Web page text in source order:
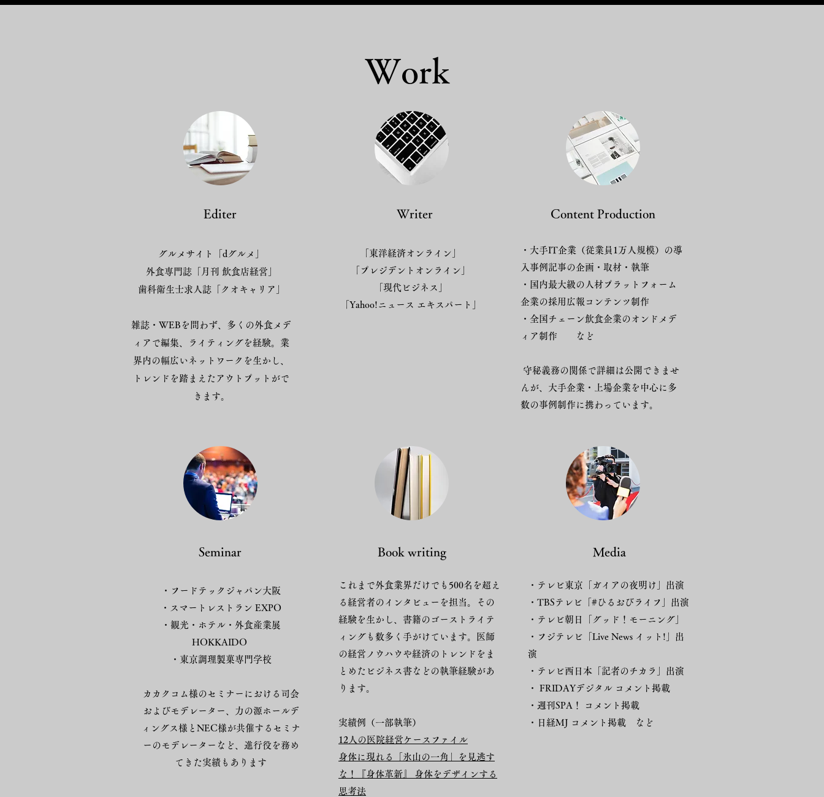
Work
Editer
グルメサイト「dグルメ」
外食専門誌「月刊 飲食店経営」
歯科衛生士求人誌「クオキャリア」
雑誌・WEBを問わず、多くの外食メデ
ィアで編集、ライティングを経験。業
界内の幅広いネットワークを生かし、
トレンドを踏まえたアウトプットがで
きます。
Seminar
・フードテックジャパン大阪
・スマートレストラン EXPO
​・観光・ホテル・外食産業展
HOKKAIDO
​・東京調理製菓専門学校
カカクコム様のセミナーにおける司会
およびモデレーター、力の源ホールデ
ィングス様とNEC様が共催するセミナ
ーのモデレーターなど、進行役を務め
てきた実績もあります
Writer
「東洋経済オンライン」
「プレジデントオンライン」
「現代ビジネス」
「Yahoo!ニュース エキスパート」
Book writing
これまで外食業界だけでも500名を超え
る経営者のインタビューを担当。その
経験を生かし、書籍のゴーストライテ
ィングも数多く手がけています。医師
の経営ノウハウや経済のトレンドをま
とめたビジネス書などの執筆経験があ
ります。
実績例（一部執筆）
12人の医院経営ケースファイル
身体に現れる「氷山の一角」を見逃す
な！『身体革新』 身体をデザインする
思考法
Content Production
・大手IT企業（従業員1万人規模）の導
入事例記事の企画・取材・執筆
・国内最大級の人材プラットフォーム
企業の採用広報コンテンツ制作
・全国チェーン飲食企業のオンドメデ
ィア制作 など
守秘義務の関係で詳細は公開できませ
んが、大手企業・上場企業を中心に多
数の事例制作に携わっています。
Media
・テレビ東京「ガイアの夜明け」出演
・TBSテレビ「#ひるおびライフ」出演
・テレビ朝日「グッド！モーニング」
・フジテレビ「Live News イット!」出
演
・テレビ西日本「記者のチカラ」出演
・ FRIDAYデジタル コメント掲載
・週刊SPA！ コメント掲載
・日経MJ コメント掲載 など